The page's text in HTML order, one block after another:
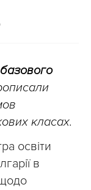
класах.
освіти
в